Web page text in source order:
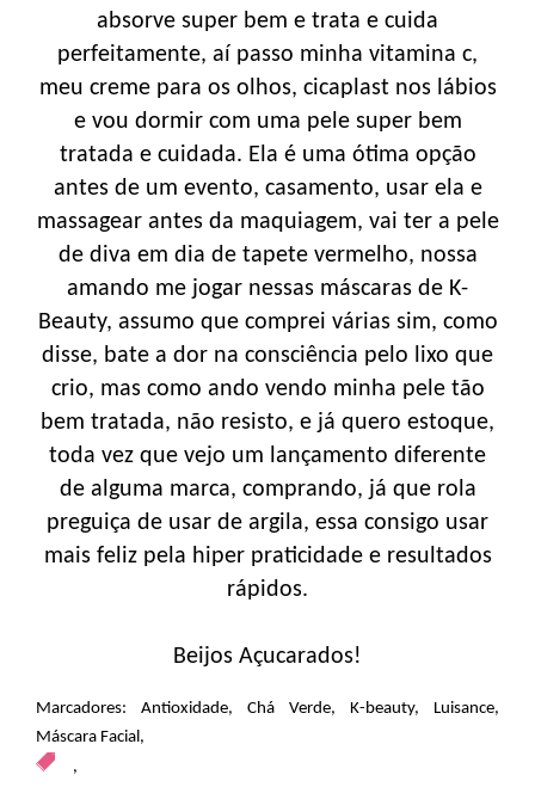
absorve super bem e trata e cuida
perfeitamente, aí passo minha vitamina c,
meu creme para os olhos, cicaplast nos lábios
e vou dormir com uma pele super bem
tratada e cuidada. Ela é uma ótima opção
antes de um evento, casamento, usar ela e
massagear antes da maquiagem, vai ter a pele
de diva em dia de tapete vermelho, nossa
amando me jogar nessas máscaras de K-
Beauty, assumo que comprei várias sim, como
disse, bate a dor na consciência pelo lixo que
crio, mas como ando vendo minha pele tão
bem tratada, não resisto, e já quero estoque,
toda vez que vejo um lançamento diferente
de alguma marca, comprando, já que rola
preguiça de usar de argila, essa consigo usar
mais feliz pela hiper praticidade e resultados
rápidos.
Beijos Açucarados!
Marcadores: Antioxidade, Chá Verde, K-beauty, Luisance,
Máscara Facial ,
,